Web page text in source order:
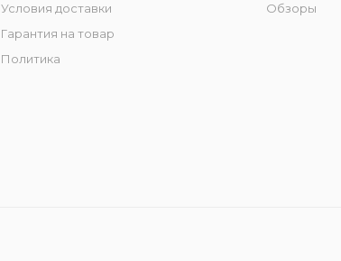
Условия доставки
Гарантия на товар
Политика
Обзоры